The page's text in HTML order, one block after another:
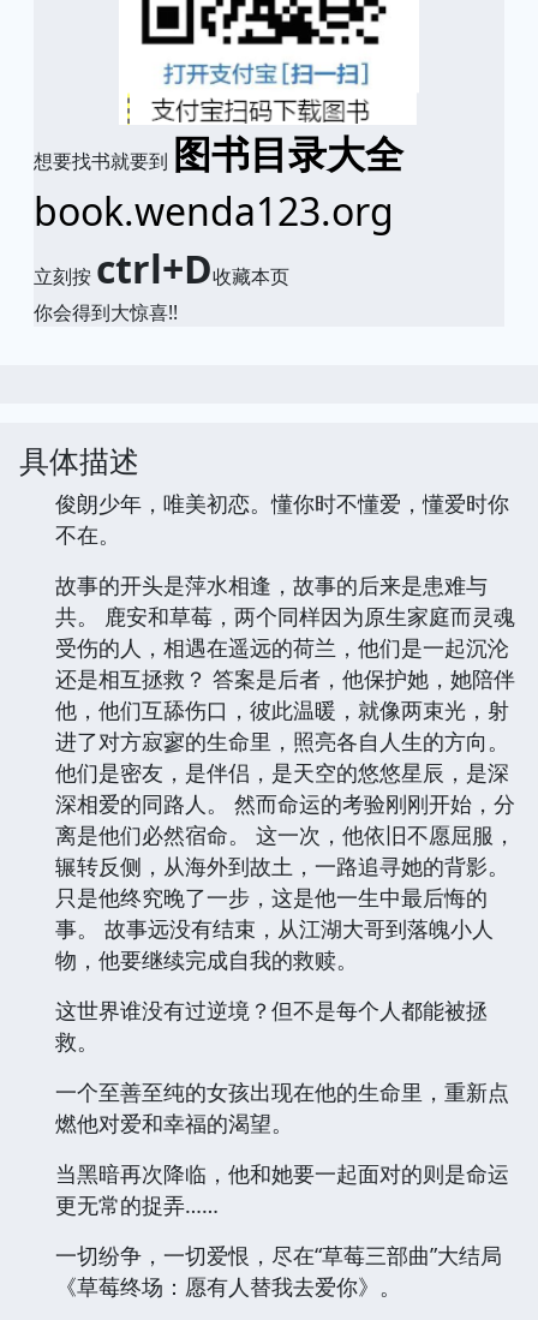
想要找书就要到 图书目录大全
book.wenda123.org
立刻按 ctrl+D收藏本页
你会得到大惊喜!!
具体描述
俊朗少年，唯美初恋。懂你时不懂爱，懂爱时你
不在。
故事的开头是萍水相逢，故事的后来是患难与
共。 鹿安和草莓，两个同样因为原生家庭而灵魂
受伤的人，相遇在遥远的荷兰，他们是一起沉沦
还是相互拯救？ 答案是后者，他保护她，她陪伴
他，他们互舔伤口，彼此温暖，就像两束光，射
进了对方寂寥的生命里，照亮各自人生的方向。
他们是密友，是伴侣，是天空的悠悠星辰，是深
深相爱的同路人。 然而命运的考验刚刚开始，分
离是他们必然宿命。 这一次，他依旧不愿屈服，
辗转反侧，从海外到故土，一路追寻她的背影。
只是他终究晚了一步，这是他一生中最后悔的
事。 故事远没有结束，从江湖大哥到落魄小人
物，他要继续完成自我的救赎。
这世界谁没有过逆境？但不是每个人都能被拯
救。
一个至善至纯的女孩出现在他的生命里，重新点
燃他对爱和幸福的渴望。
当黑暗再次降临，他和她要一起面对的则是命运
更无常的捉弄……
一切纷争，一切爱恨，尽在“草莓三部曲”大结局
《草莓终场：愿有人替我去爱你》。